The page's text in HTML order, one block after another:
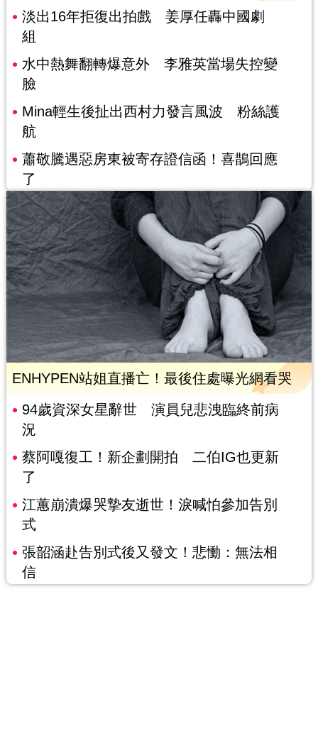
淡出16年拒復出拍戲 姜厚任轟中國劇
組
水中熱舞翻轉爆意外 李雅英當場失控變
臉
Mina輕生後扯出西村力發言風波 粉絲護
航
蕭敬騰遇惡房東被寄存證信函！喜鵲回應
了
ENHYPEN站姐直播亡！最後住處曝光網看哭
94歲資深女星辭世 演員兒悲洩臨終前病
況
蔡阿嘎復工！新企劃開拍 二伯IG也更新
了
江蕙崩潰爆哭摯友逝世！淚喊怕參加告別
式
張韶涵赴告別式後又發文！悲慟：無法相
信